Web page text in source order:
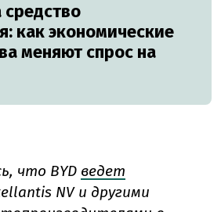
как экономические
меняют спрос на
что BYD ведет
NV и другими